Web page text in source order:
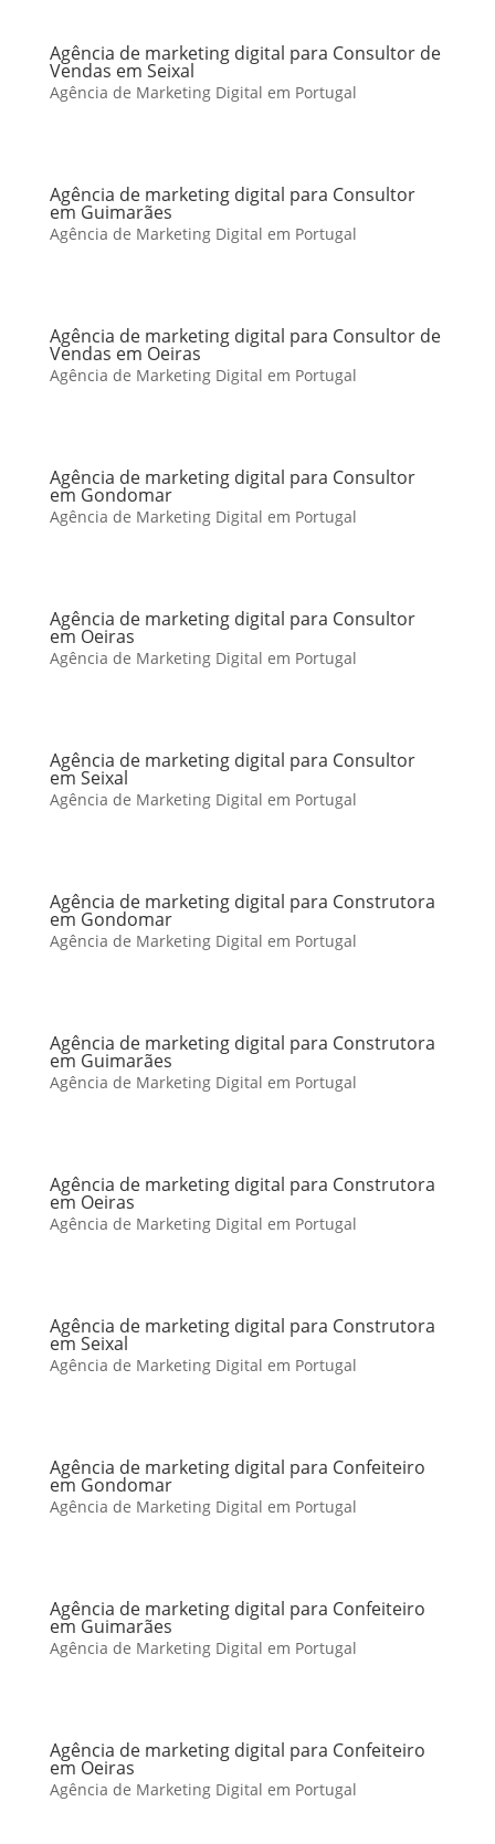
Agência de marketing digital para Consultor de
Vendas em Seixal
Agência de Marketing Digital em Portugal
Agência de marketing digital para Consultor
em Guimarães
Agência de Marketing Digital em Portugal
Agência de marketing digital para Consultor de
Vendas em Oeiras
Agência de Marketing Digital em Portugal
Agência de marketing digital para Consultor
em Gondomar
Agência de Marketing Digital em Portugal
Agência de marketing digital para Consultor
em Oeiras
Agência de Marketing Digital em Portugal
Agência de marketing digital para Consultor
em Seixal
Agência de Marketing Digital em Portugal
Agência de marketing digital para Construtora
em Gondomar
Agência de Marketing Digital em Portugal
Agência de marketing digital para Construtora
em Guimarães
Agência de Marketing Digital em Portugal
Agência de marketing digital para Construtora
em Oeiras
Agência de Marketing Digital em Portugal
Agência de marketing digital para Construtora
em Seixal
Agência de Marketing Digital em Portugal
Agência de marketing digital para Confeiteiro
em Gondomar
Agência de Marketing Digital em Portugal
Agência de marketing digital para Confeiteiro
em Guimarães
Agência de Marketing Digital em Portugal
Agência de marketing digital para Confeiteiro
em Oeiras
Agência de Marketing Digital em Portugal